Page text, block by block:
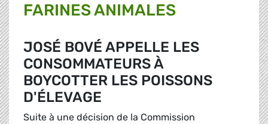
FARINES ANIMALES
JOSÉ BOVÉ APPELLE LES
CONSOMMATEURS À
BOYCOTTER LES POISSONS
D'ÉLEVAGE
Suite à une décision de la Commission